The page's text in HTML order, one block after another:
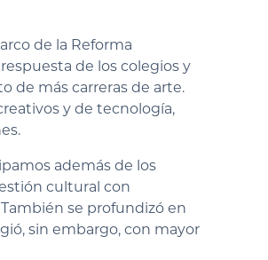
de la Reforma
de los colegios y
de más carreras de arte.
y de tecnología,
además de los
cultural con
se profundizó en
sin embargo, con mayor